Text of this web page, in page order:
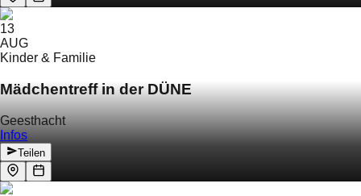
13
AUG
Kinder & Familie
Mädchentreff in der DÜNE
Geesthacht
Infos
Teilen